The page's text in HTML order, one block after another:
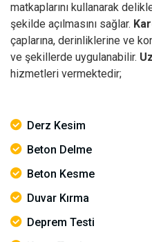
matkaplarını kullanarak
şekilde açılmasını sağlar.
çaplarına, derinliklerine ve
ve şekillerde uygulanabilir.
hizmetleri vermektedir;
Derz Kesim
Beton Delme
Beton Kesme
Duvar Kırma
Deprem Testi